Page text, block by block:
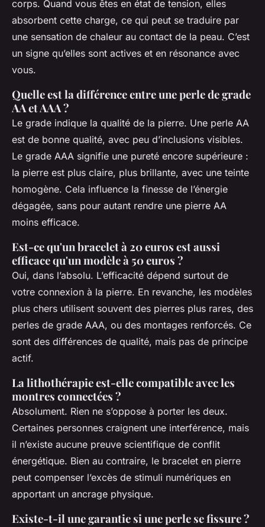
corps. Quand vous êtes en état de tension, elles
absorbent cette charge, ce qui peut se traduire par
une sensation de chaleur au contact de la peau. C’est
un signe qu’elles sont actives et en résonance avec
vous.
Quelle est la différence entre une perle de grade
AA et AAA ?
Le grade indique la qualité de la pierre. Une perle AA
est de bonne qualité, avec peu d’inclusions visibles.
Le grade AAA signifie une pureté encore supérieure :
la pierre est plus claire, plus brillante, avec une teinte
homogène. Cela influence la finesse de l’énergie
dégagée, sans pour autant rendre une pierre AA
moins efficace.
Est-ce qu'un bracelet à 20 euros est aussi
efficace qu'un modèle à 50 euros ?
Oui, dans l’absolu. L’efficacité dépend surtout de
votre connexion à la pierre. En revanche, les modèles
plus chers utilisent souvent des pierres plus rares, des
perles de grade AAA, ou des montages renforcés. Ce
sont des différences de qualité, mais pas de principe
actif.
La lithothérapie est-elle compatible avec les
montres connectées ?
Absolument. Rien ne s’oppose à porter les deux.
Certaines personnes craignent une interférence, mais
il n’existe aucune preuve scientifique de conflit
énergétique. Bien au contraire, le bracelet en pierre
peut compenser l’excès de stimuli numériques en
apportant un ancrage physique.
Existe-t-il une garantie si une perle se fissure ?